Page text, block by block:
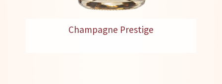
Champagne Prestige